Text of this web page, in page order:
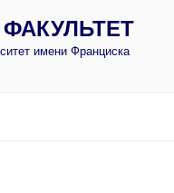
имени Франциска